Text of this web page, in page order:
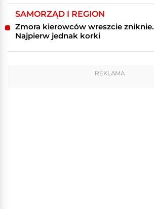
SAMORZĄD I REGION
Zmora kierowców wreszcie zniknie.
Najpierw jednak korki
REKLAMA